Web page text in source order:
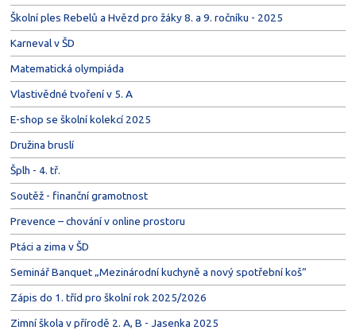
Školní ples Rebelů a Hvězd pro žáky 8. a 9. ročníku - 2025
Karneval v ŠD
Matematická olympiáda
Vlastivědné tvoření v 5. A
E-shop se školní kolekcí 2025
Družina bruslí
Šplh - 4. tř.
Soutěž - finanční gramotnost
Prevence – chování v online prostoru
Ptáci a zima v ŠD
Seminář Banquet „Mezinárodní kuchyně a nový spotřební koš“
Zápis do 1. tříd pro školní rok 2025/2026
Zimní škola v přírodě 2. A, B - Jasenka 2025